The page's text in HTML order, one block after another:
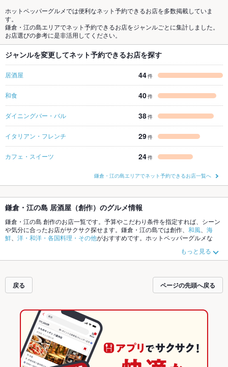
ホットペッパーグルメでは便利なネット予約できるお店を多数掲載していま
す。
鎌倉・江の島エリアでネット予約できるお店をジャンルごとに集計しました。
お店選びの参考に是非活用してください。
ジャンルを変更してネット予約できるお店を探す
居酒屋 44件
和食 40件
ダイニングバー・バル 38件
イタリアン・フレンチ 29件
カフェ・スイーツ 24件
鎌倉・江の島エリアでネット予約できるお店一覧へ
鎌倉・江の島 居酒屋（創作）のグルメ情報
鎌倉・江の島 創作のお店一覧です。予算やこだわり条件を指定すれば、シーン
や気分に合ったお店がサクサク探せます。鎌倉・江の島では創作、 和風
海
鮮
洋・和洋・各国料理・その他がおすすめです。ホットペッパーグルメな
ど、お店の最新情報をご紹介しているので安心！24時間使える簡単便利なネッ
ト予約が使えるお店も拡大中です。友達どうしの飲み会にも、会社の宴会に
さい。
もっと見る
戻る ページの先頭へ戻る